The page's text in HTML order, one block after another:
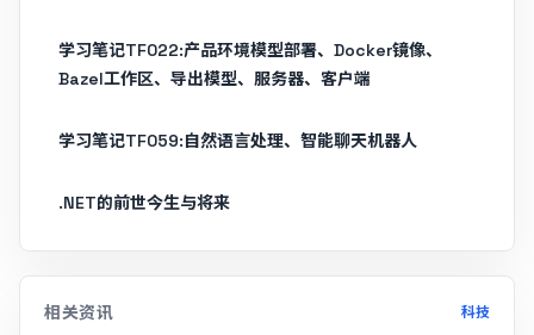
学习笔记TF022:产品环境模型部署、Docker镜像、
Bazel工作区、导出模型、服务器、客户端
学习笔记TF059:自然语言处理、智能聊天机器人
.NET的前世今生与将来
相关资讯 科技